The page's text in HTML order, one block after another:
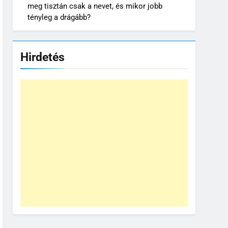
meg tisztán csak a nevet, és mikor jobb
tényleg a drágább?
Hirdetés